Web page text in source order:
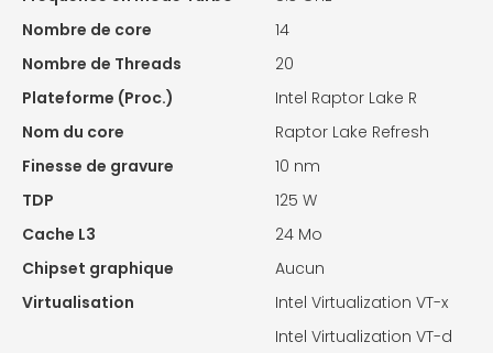
Nombre de core
14
Nombre de Threads
20
Plateforme (Proc.)
Intel Raptor Lake R
Nom du core
Raptor Lake Refresh
Finesse de gravure
10 nm
TDP
125 W
Cache L3
24 Mo
Chipset graphique
Aucun
Virtualisation
Intel Virtualization VT-x
Intel Virtualization VT-d